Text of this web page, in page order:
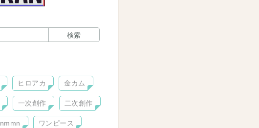
検索
ヒロアカ 金カム
一次創作 二次創作
nmmn ワンピース